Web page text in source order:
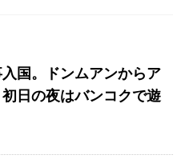
国。ドンムアンからア
日の夜はバンコクで遊